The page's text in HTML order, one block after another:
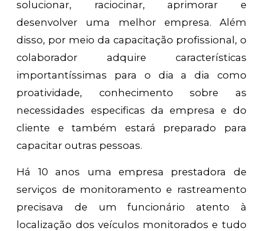
solucionar, raciocinar, aprimorar e
desenvolver uma melhor empresa. Além
disso, por meio da capacitação profissional, o
colaborador adquire características
importantíssimas para o dia a dia como
proatividade, conhecimento sobre as
necessidades especificas da empresa e do
cliente e também estará preparado para
capacitar outras pessoas.
Há 10 anos uma empresa prestadora de
serviços de monitoramento e rastreamento
precisava de um funcionário atento à
localização dos veículos monitorados e tudo